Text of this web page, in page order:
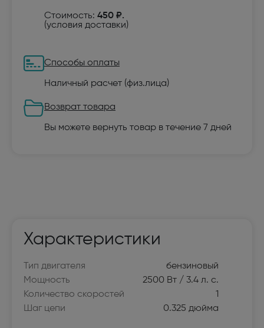
Стоимость: 450 ₽.
(условия доставки)
Способы оплаты
Наличный расчет (физ.лица)
Возврат товара
Вы можете вернуть товар в течение 7 дней
Характеристики
Тип двигателя
бензиновый
Мощность
2500 Вт / 3.4 л. с.
Количество скоростей
1
Шаг цепи
0.325 дюйма